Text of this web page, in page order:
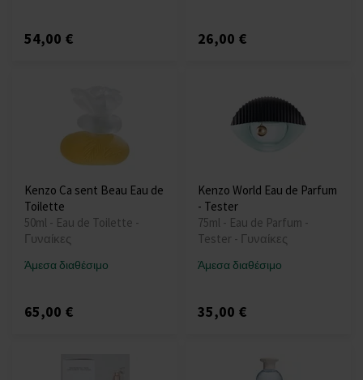
54,00 € 26,00 €
Kenzo Ca sent Beau Eau de
Toilette
50ml - Eau de Toilette -
Γυναίκες
Άμεσα διαθέσιμο
65,00 €
Kenzo World Eau de Parfum
- Tester
75ml - Eau de Parfum -
Tester - Γυναίκες
Άμεσα διαθέσιμο
35,00 €